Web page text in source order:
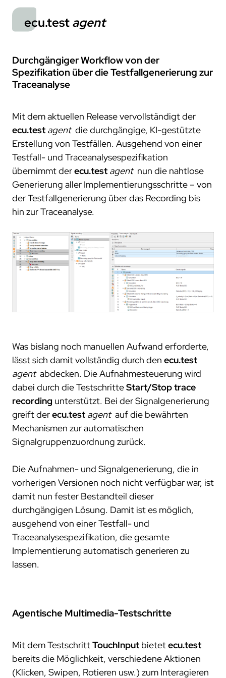
test.guide
scenario.architect
review.toolbox
jobs
was uns ausmacht
dein einstieg
kooperationen
beteiligungen
mitgliedschaften
forschung
kunden
unsere kunden
zusammenarbeit
projekte
compliance
newsletter
ecu.testagent
Durchgängiger Workflow von der
Spezifikation über die Testfallgenerierung zur
Traceanalyse
Mit dem aktuellen Release vervollständigt der
ecu.test agentdie durchgängige, KI-gestützte
Erstellung von Testfällen. Ausgehend von einer
Testfall- und Traceanalysespezifikation
übernimmt derecu.test agentnun die nahtlose
Generierung aller Implementierungsschritte – von
der Testfallgenerierung über das Recording bis
hin zur Traceanalyse.
Was bislang noch manuellen Aufwand erforderte,
lässt sich damit vollständig durch den ecu.test
agentabdecken. Die Aufnahmesteuerung wird
dabei durch die TestschritteStart/Stop trace
recording unterstützt. Bei der Signalgenerierung
greift derecu.test agentauf die bewährten
Mechanismen zur automatischen
Signalgruppenzuordnung zurück.
Die Aufnahmen- und Signalgenerierung, die in
vorherigen Versionen noch nicht verfügbar war, ist
damit nun fester Bestandteil dieser
durchgängigen Lösung. Damit ist es möglich,
ausgehend von einer Testfall- und
Traceanalysespezifikation, die gesamte
Implementierung automatisch generieren zu
lassen.
Agentische Multimedia-Testschritte
Mit dem TestschrittTouchInput bietetecu.test
bereits die Möglichkeit, verschiedene Aktionen
(Klicken, Swipen, Rotieren usw.) zum Interagieren